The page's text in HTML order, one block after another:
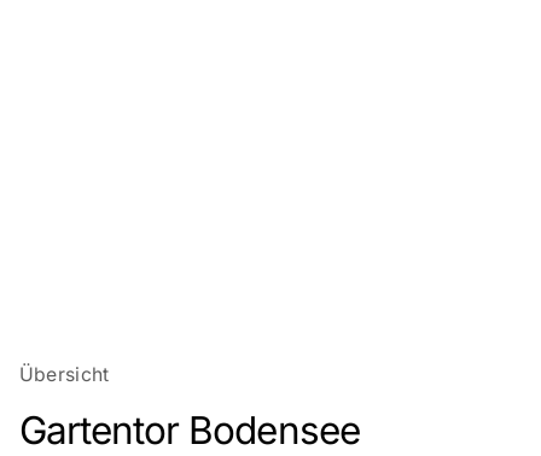
Übersicht
Gartentor Bodensee